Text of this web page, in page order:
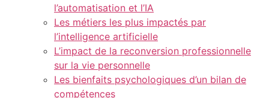
l’automatisation et l’IA
Les métiers les plus impactés par
l’intelligence artificielle
L’impact de la reconversion professionnelle
sur la vie personnelle
Les bienfaits psychologiques d’un bilan de
compétences